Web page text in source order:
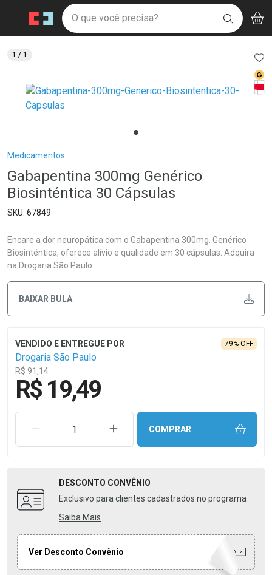
Drogaria São Paulo
Ir direto para a home
pela página
Ir direto para o conteúdo
Ir direto para a busca
Ir direto para a conta
Ir direto para a notificações
Ir direto para o carrinho
Ir direto para o menu
Faça a sua busca
O que você precisa? BUSCAR
Menu
Breadcrumb
Medicamentos
Gabapentina 300mg Genérico
Biosinténtica 30 Cápsulas
67849
Encare a dor neuropática com o Gabapentina 300mg. Genérico
Biosinténtica, oferece alívio e qualidade em 30 cápsulas. Adquira
na Drogaria São Paulo.
BAIXAR BULA
Drogaria São Paulo
R$ 91,14
79% OFF
R$ 19,49
REMOVER UMA UNIDADEAUMENTAR UMA UNIDADE
COMPRAR
DESCONTO CONVÊNIO
Exclusivo para clientes cadastrados no programa
Saiba Mais
Ver Desconto Convênio
1 / 1